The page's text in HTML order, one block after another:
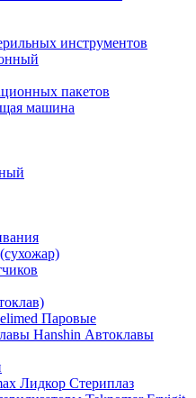
инструментов
пакетов
машина
Паровые
Hanshin Автоклавы
Лидкор Стериплаз